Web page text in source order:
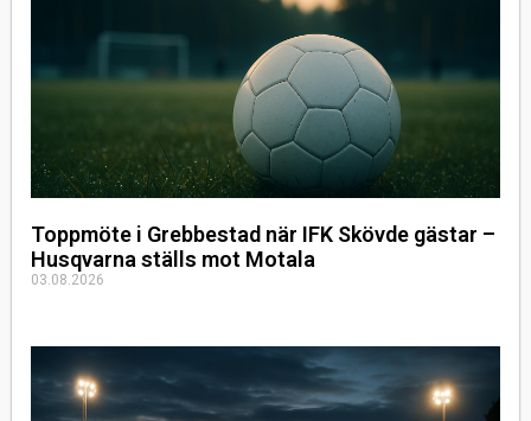
Toppmöte i Grebbestad när IFK Skövde gästar –
Husqvarna ställs mot Motala
03.08.2026